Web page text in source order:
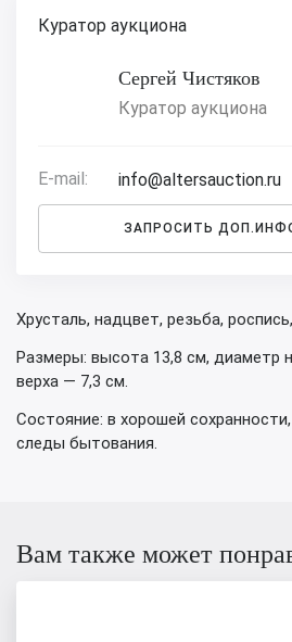
Куратор аукциона
Сергей Чистяков
Куратор аукциона
E-mail: info@altersauction.ru
ЗАПРОСИТЬ
Хрусталь, надцвет, резьба,
Размеры: высота 13,8 см, диаметр
верха — 7,3 см.
Состояние: в хорошей
следы бытования.
Вам также может